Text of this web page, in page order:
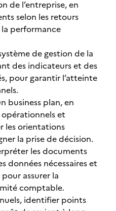
de l’entreprise, en
selon les retours
performance
de gestion de la
des indicateurs et des
pour garantir l’atteinte
business plan, en
et
les orientations
la prise de décision.
les documents
données nécessaires et
assurer la
comptable.
identifier points